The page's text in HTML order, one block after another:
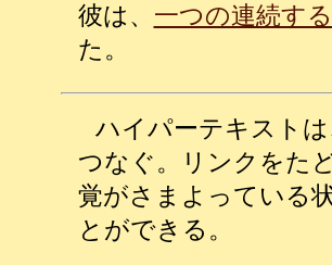
彼は、 一つの連続す
た。
ハイパーテキスト
つなぐ。リンクをた
覚がさまよっている
とができる。